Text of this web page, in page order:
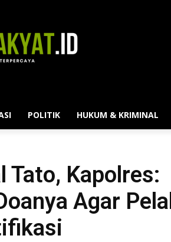
POLITIK HUKUM & KRIMINAL
Tato, Kapolres:
Agar